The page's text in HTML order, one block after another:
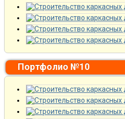
Портфолио №10